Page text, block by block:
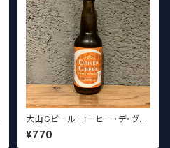
大山Gビール コーヒー・デ・ヴァ
イス【クラフトビール】
¥770